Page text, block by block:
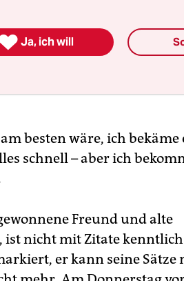
besten wäre, ich bekäme
schnell – aber ich
Freund und alte
ist nicht mit Zitate kenntlich
er kann seine Sätze
Ja, ich will